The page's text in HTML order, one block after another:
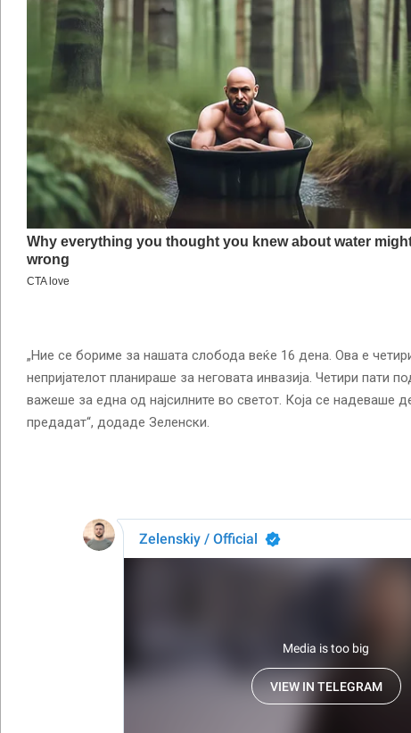
„Ние се бориме за нашата слобода веќе 16 дена. Ова е
непријателот планираше за неговата инвазија. Четири пати
важеше за една од најсилните во светот. Која се надеваше
предадат“, додаде Зеленски.